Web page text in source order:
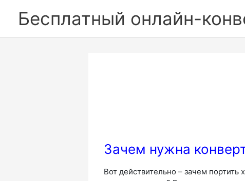
содержимому
Бесплатный онлайн-
Зачем нужна
Вот действительно – зачем портить